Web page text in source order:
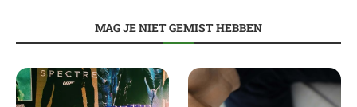
MAG JE NIET GEMIST HEBBEN